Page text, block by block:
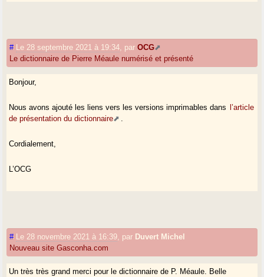
# Le 28 septembre 2021 à 19:34 parOCG
Le dictionnaire de Pierre Méaule numérisé et présenté
Bonjour,
Nous avons ajouté les liens vers les versions imprimables dans
l’article
de présentation du dictionnaire
Cordialement,
L’OCG
# Le 28 novembre 2021 à 16:39 par Duvert Michel
Nouveau site Gasconha.com
Un très très grand merci pour le dictionnaire de P. Méaule. Belle